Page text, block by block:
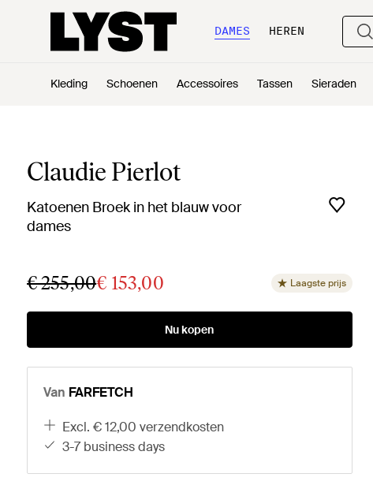
DAMES HEREN
Kleding Schoenen Accessoires Tassen Sieraden
Claudie Pierlot
Katoenen Broek in het blauw voor
dames
€ 255,00€ 153,00 Laagste prijs
Nu kopen
Van FARFETCH
excl. € 12,00 verzendkosten
3-7 business days